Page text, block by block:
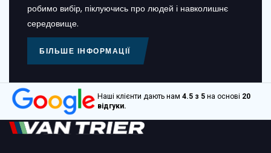
робимо вибір, піклуючись про людей і навколишнє
середовище.
БІЛЬШЕ ІНФОРМАЦІЇ
Наші клієнти дають нам 4.5 з 5 на основі 20
відгуки.